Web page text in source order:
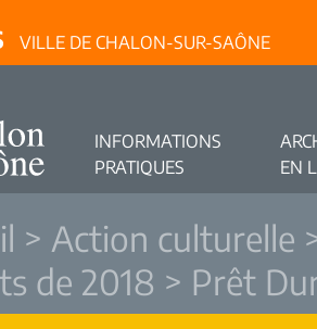
VILLE DE CHALON-SUR-SAÔNE
INFORMATIONS
PRATIQUES
EN
> Action culturelle
de 2018 > Prêt